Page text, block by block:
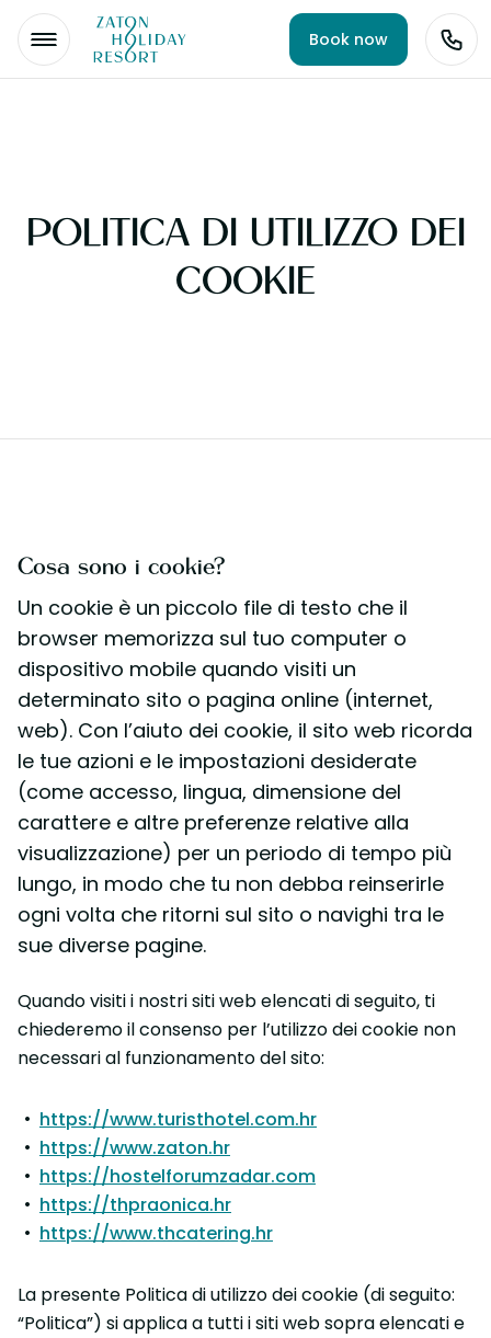
Book now
POLITICA DI UTILIZZO DEI
COOKIE
Cosa sono i cookie?
Un cookie è un piccolo file di testo che il
browser memorizza sul tuo computer o
dispositivo mobile quando visiti un
determinato sito o pagina online (internet,
web). Con l’aiuto dei cookie, il sito web ricorda
le tue azioni e le impostazioni desiderate
(come accesso, lingua, dimensione del
carattere e altre preferenze relative alla
visualizzazione) per un periodo di tempo più
lungo, in modo che tu non debba reinserirle
ogni volta che ritorni sul sito o navighi tra le
sue diverse pagine.
Quando visiti i nostri siti web elencati di seguito, ti
chiederemo il consenso per l’utilizzo dei cookie non
necessari al funzionamento del sito:
https://www.turisthotel.com.hr
https://www.zaton.hr
https://hostelforumzadar.com
https://thpraonica.hr
https://www.thcatering.hr
La presente Politica di utilizzo dei cookie (di seguito:
“Politica”) si applica a tutti i siti web sopra elencati e